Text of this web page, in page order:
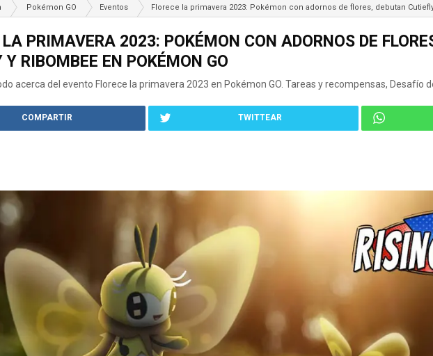
Pokémon GO Eventos Florece la primavera 2023: Pokémon con adornos de flores, debutan
LA PRIMAVERA 2023: POKÉMON CON ADORNOS DE
Y RIBOMBEE EN POKÉMON GO
acerca del evento Florece la primavera 2023 en Pokémon GO. Tareas y recompensas, Desafío
COMPARTIR TWITTEAR